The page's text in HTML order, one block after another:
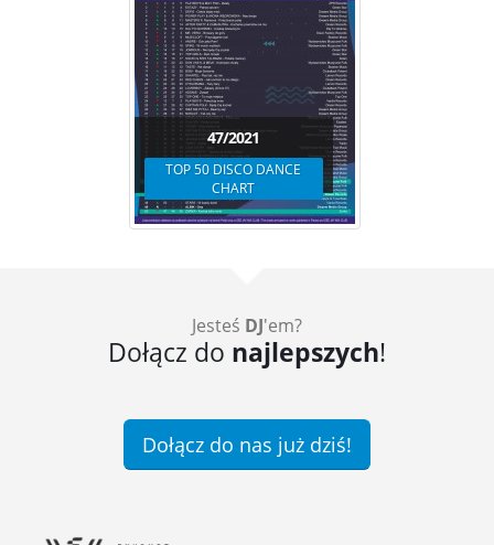
47/2021
TOP 50 DISCO DANCE
CHART
Jesteś DJ'em?
Dołącz do najlepszych!
Dołącz do nas już dziś!